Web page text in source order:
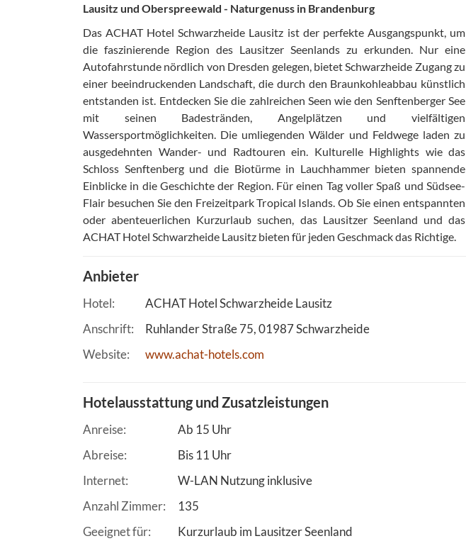
Lausitz und Oberspreewald - Naturgenuss in Brandenburg
Das ACHAT Hotel Schwarzheide Lausitz ist der perfekte Ausgangspunkt, um
die faszinierende Region des Lausitzer Seenlands zu erkunden. Nur eine
Autofahrstunde nördlich von Dresden gelegen, bietet Schwarzheide Zugang zu
einer beeindruckenden Landschaft, die durch den Braunkohleabbau künstlich
entstanden ist. Entdecken Sie die zahlreichen Seen wie den Senftenberger See
mit seinen Badestränden, Angelplätzen und vielfältigen
Wassersportmöglichkeiten. Die umliegenden Wälder und Feldwege laden zu
ausgedehnten Wander- und Radtouren ein. Kulturelle Highlights wie das
Schloss Senftenberg und die Biotürme in Lauchhammer bieten spannende
Einblicke in die Geschichte der Region. Für einen Tag voller Spaß und Südsee-
Flair besuchen Sie den Freizeitpark Tropical Islands. Ob Sie einen entspannten
oder abenteuerlichen Kurzurlaub suchen, das Lausitzer Seenland und das
ACHAT Hotel Schwarzheide Lausitz bieten für jeden Geschmack das Richtige.
Anbieter
Hotel
ACHAT Hotel Schwarzheide Lausitz
Anschrift
Ruhlander Straße 75 01987Schwarzheide
Website
www.achat-hotels.com
Hotelausstattung und Zusatzleistungen
Anreise
Ab 15 Uhr
Abreise
Bis 11 Uhr
Internet
W-LAN Nutzung inklusive
Anzahl Zimmer
135
Geeignet für
Kurzurlaub im Lausitzer Seenland